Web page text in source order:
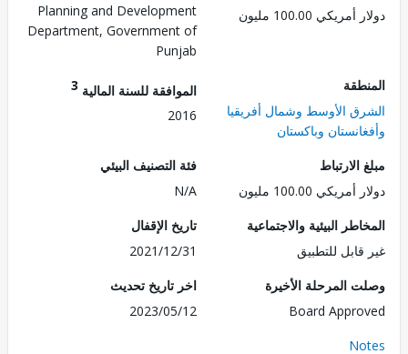
100.00 مليون
Planning and Development
Department, Government of
الأوسط وشمال أفريقيا
وباكستان
الموافقة للسنة المالية3
2016
100.00 مليون
فئة التصنيف البيئي
N/A
البيئية والاجتماعية
للتطبيق
تاريخ الإقفال
2021/12/31
المرحلة الأخيرة
Board
اخر تاريخ تحديث
2023/05/12